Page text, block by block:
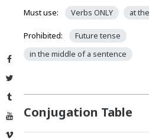
Facebook
Twitter
Tumblr
YouTube
Vimeo
Must use: Verbs ONLY at
Prohibited:
Future tense
in the middle of a sentence
Conjugation Table